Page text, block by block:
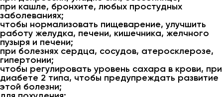
при кашле, бронхите, любых простудных
заболеваниях;
чтобы нормализовать пищеварение, улучшить
работу желудка, печени, кишечника, желчного
пузыря и печени;
при болезнях сердца, сосудов, атеросклерозе,
гипертонии;
чтобы регулировать уровень сахара в крови, при
диабете 2 типа, чтобы предупреждать развитие
этой болезни;